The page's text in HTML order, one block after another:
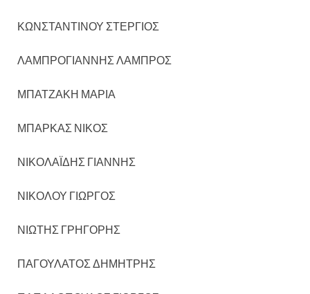
ΚΩΝΣΤΑΝΤΙΝΟΥ ΣΤΕΡΓΙΟΣ
ΛΑΜΠΡΟΓΙΑΝΝΗΣ ΛΑΜΠΡΟΣ
ΜΠΑΤΖΑΚΗ ΜΑΡΙΑ
ΜΠΑΡΚΑΣ ΝΙΚΟΣ
ΝΙΚΟΛΑΪΔΗΣ ΓΙΑΝΝΗΣ
ΝΙΚΟΛΟΥ ΓΙΩΡΓΟΣ
ΝΙΩΤΗΣ ΓΡΗΓΟΡΗΣ
ΠΑΓΟΥΛΑΤΟΣ ΔΗΜΗΤΡΗΣ